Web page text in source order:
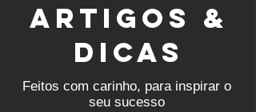
ARTIGOS &
DICAS
Feitos com carinho, para inspirar o
seu sucesso